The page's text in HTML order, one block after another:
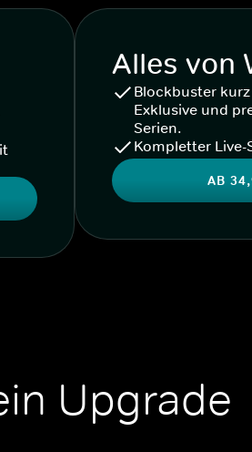
Alles von
Blockbuster
Exklusive und
Serien.
Kompletter Live-
AB
Upgrade